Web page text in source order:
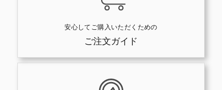
安心してご購入いただくための
ご注文ガイド